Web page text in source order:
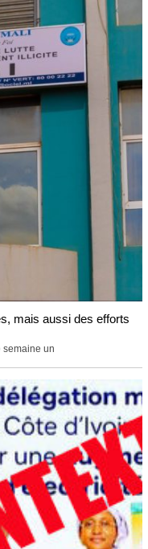
mais aussi des efforts
semaine un